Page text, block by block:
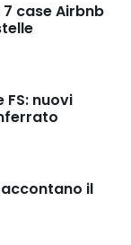
7 case Airbnb
nuovi
il